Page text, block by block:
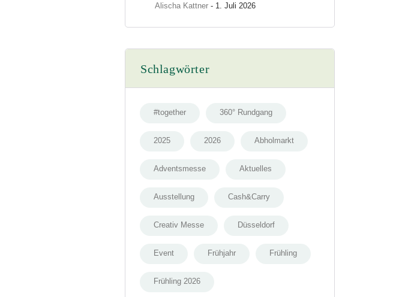
Alischa Kattner - 1. Juli 2026
Schlagwörter
#together 360° Rundgang
2025 2026 Abholmarkt
Adventsmesse Aktuelles
Ausstellung Cash&Carry
Creativ Messe Düsseldorf
Event Frühjahr Frühling
Frühling 2026